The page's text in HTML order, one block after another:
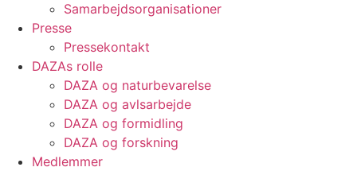
Samarbejdsorganisationer
Presse
Pressekontakt
DAZAs rolle
DAZA og natur­bevarelse
DAZA og avls­arbejde
DAZA og formidling
DAZA og forskning
Medlemmer